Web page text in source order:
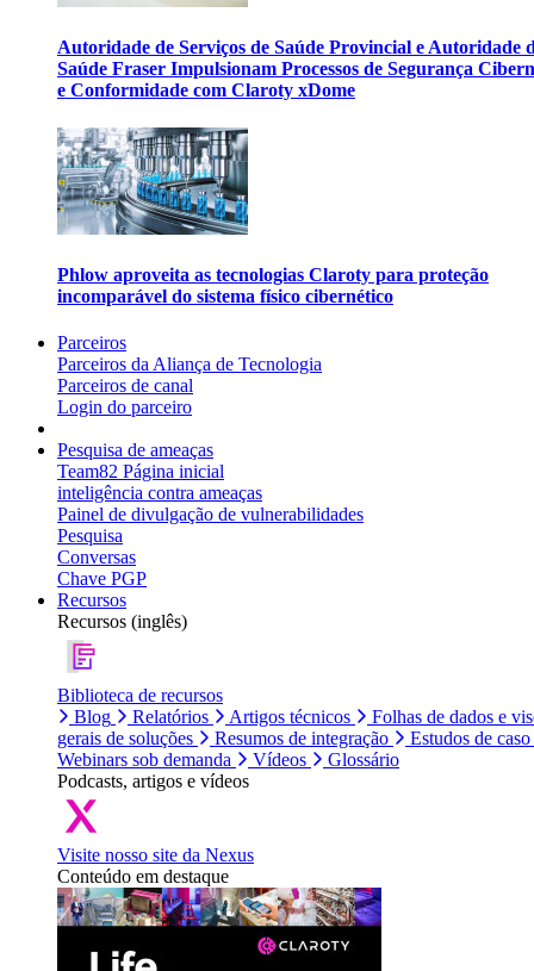
Autoridade de Serviços de Saúde Provincial e Autoridade
Saúde Fraser Impulsionam Processos de Segurança
e Conformidade com Claroty xDome
Phlow aproveita as tecnologias Claroty para proteção
incomparável do sistema físico cibernético
Parceiros
Parceiros da Aliança de Tecnologia
Parceiros de canal
Login do parceiro
Pesquisa de ameaças
Team82 Página inicial
inteligência contra ameaças
Painel de divulgação de vulnerabilidades
Pesquisa
Conversas
Chave PGP
Recursos
Recursos (inglês)
Biblioteca de recursos
Blog
Relatórios Artigos técnicos
Folhas de dados e
gerais de soluções
Resumos de integração
Estudos de caso
Webinars sob demanda
Vídeos
Glossário
Podcasts, artigos e vídeos
Visite nosso site da Nexus
Conteúdo em destaque